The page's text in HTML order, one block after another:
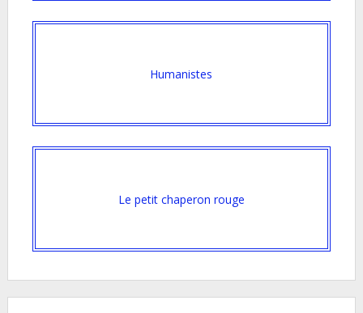
Humanistes
Le petit chaperon rouge